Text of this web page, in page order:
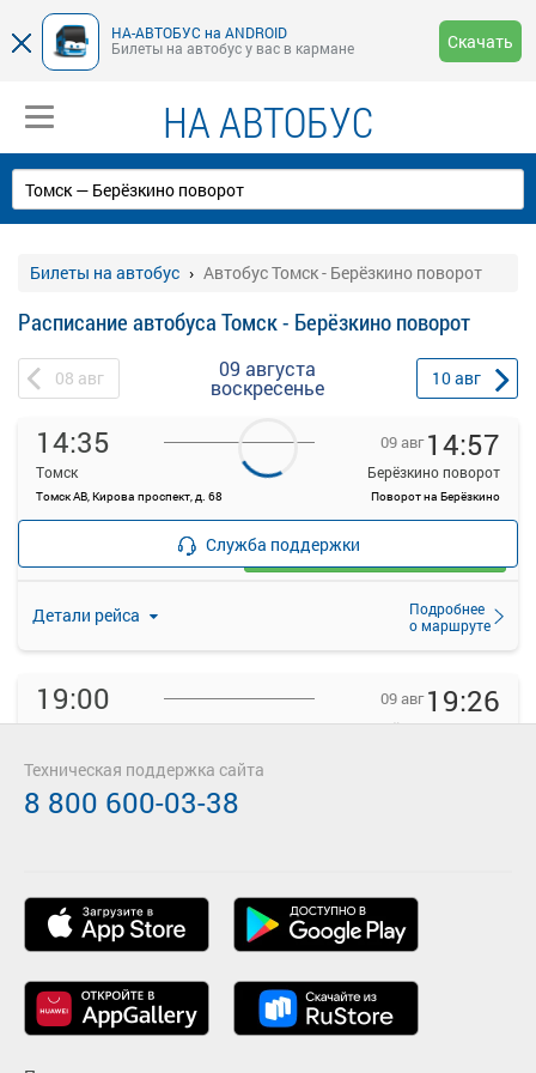
НА-АВТОБУС на ANDROID
Билеты на автобус у вас в кармане
Скачать
НА АВТОБУС
Билеты на автобус Автобус Томск - Берёзкино поворот
Расписание автобуса Томск - Берёзкино поворот
08 авг 09 августа
воскресенье 10авг
14:35
Томск
Томск АВ, Кирова проспект, д. 68
09 авг 14:57
Берёзкино поворот
Поворот на Берёзкино
Детали рейса
Подробнее
о маршруте
—
Загрузить цену
19:00
Томск
09 авг 19:26
Берёзкино поворот
— руб.
Служба поддержки
Техническая поддержка сайта
8 800 600-03-38